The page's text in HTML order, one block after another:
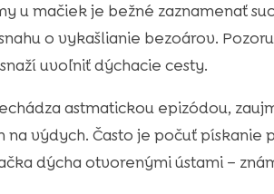
u mačiek je bežné zaznamenať
o vykašlianie bezoárov.
uvoľniť dýchacie cesty.
astmatickou epizódou,
výdych. Často je počuť pískanie
dýcha otvorenými ústami –